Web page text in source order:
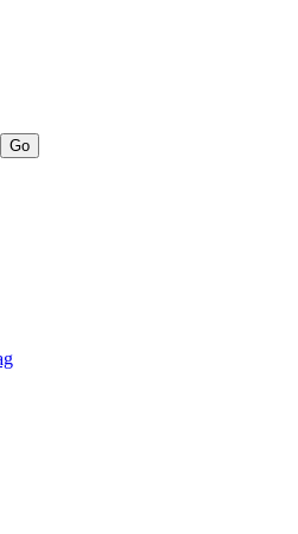
Go